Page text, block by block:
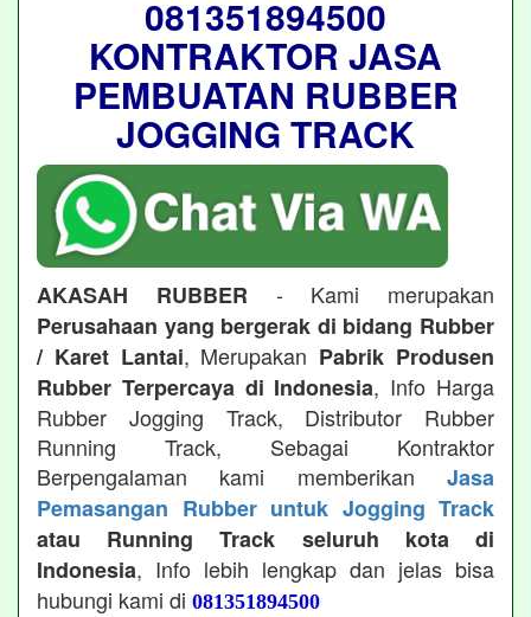
081351894500
KONTRAKTOR JASA
PEMBUATAN RUBBER
JOGGING TRACK
AKASAH RUBBER - Kami merupakan
Perusahaan yang bergerak di bidang Rubber
/ Karet Lantai, Merupakan Pabrik Produsen
Rubber Terpercaya di Indonesia, Info Harga
Rubber Jogging Track, Distributor Rubber
Running Track, Sebagai Kontraktor
Berpengalaman kami memberikan Jasa
Pemasangan Rubber untuk Jogging Track
atau Running Track seluruh kota di
Indonesia, Info lebih lengkap dan jelas bisa
hubungi kami di 081351894500